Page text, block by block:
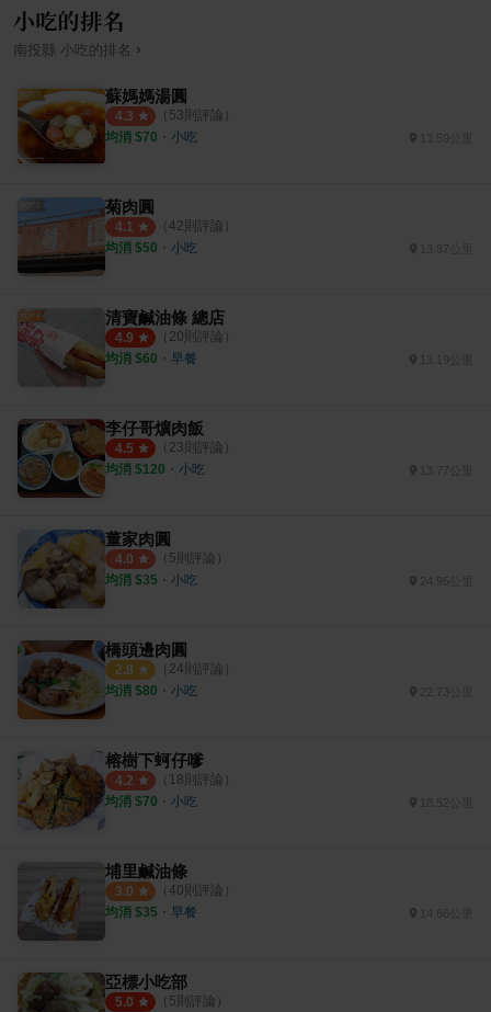
小吃的排名
南投縣 小吃 的排名 ›
蘇媽媽湯圓
4.3 （ 53則評論）
均消 $70 ・ 小吃 13.59公里
菊肉圓
4.1 （ 42則評論）
均消 $50 ・ 小吃
清寶鹹油條 總店
4.9 （ 20則評論）
均消 $60 ・ 早餐
李仔哥爌肉飯
4.5 （ 23則評論）
均消 $120 ・ 小吃
董家肉圓
4.0 （ 5則評論）
均消 $35 ・ 小吃 24.95公里
橋頭邊肉圓
2.8 （ 24則評論）
均消 $80 ・ 小吃
榕樹下蚵仔嗲
4.2 （ 18則評論）
均消 $70 ・ 小吃 18.52公里
埔里鹹油條
3.0 （ 40則評論）
均消 $35 ・ 早餐 14.66公里
亞標小吃部
5.0 （ 5則評論）